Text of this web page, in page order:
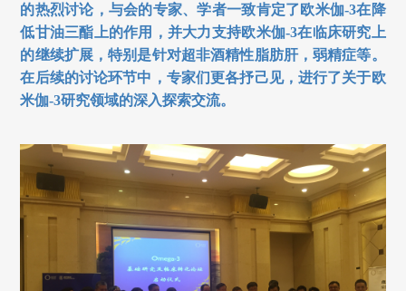
的热烈讨论，与会的专家、学者一致肯定了欧米伽-3在降
低甘油三酯上的作用，并大力支持欧米伽-3在临床研究上
的继续扩展，特别是针对超非酒精性脂肪肝，弱精症等。
在后续的讨论环节中，专家们更各抒己见，进行了关于欧
米伽-3研究领域的深入探索交流。